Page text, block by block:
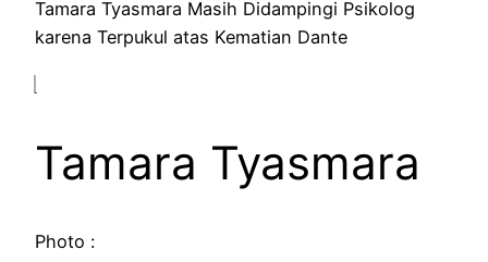
Tamara Tyasmara Masih Didampingi Psikolog
karena Terpukul atas Kematian Dante
Tamara Tyasmara
Photo :